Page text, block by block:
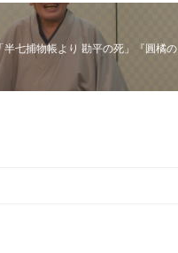
七捕物帳より 勘平の死」『圓橘の